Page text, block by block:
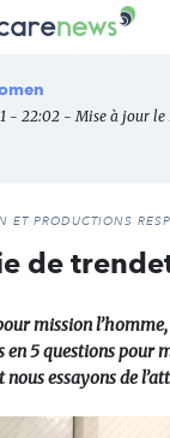
- 22:02 - Mise à jour le
PRODUCTIONS
de
mission
en 5 questions pour
essayons de